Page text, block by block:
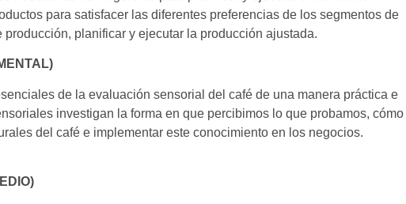
para satisfacer las diferentes preferencias de los segmentos de
planificar y ejecutar la producción ajustada.
de la evaluación sensorial del café de una manera práctica e
investigan la forma en que percibimos lo que probamos, cómo
del café e implementar este conocimiento en los negocios.